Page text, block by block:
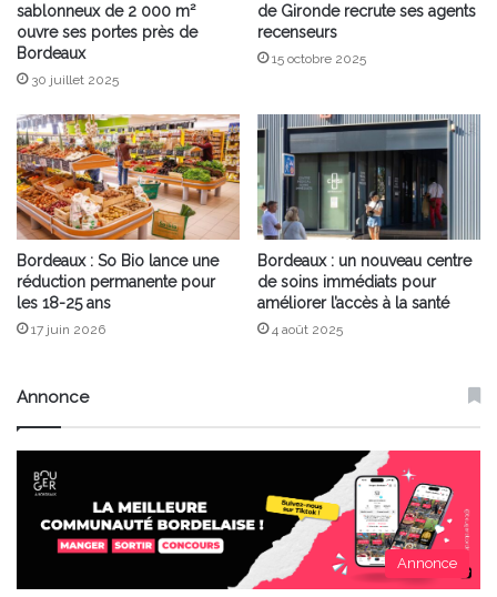
sablonneux de 2 000 m²
ouvre ses portes près de
Bordeaux
30 juillet 2025
de Gironde recrute ses agents
recenseurs
15 octobre 2025
Bordeaux : So Bio lance une
réduction permanente pour
les 18-25 ans
17 juin 2026
Bordeaux : un nouveau centre
de soins immédiats pour
améliorer l’accès à la santé
4 août 2025
Annonce
Annonce